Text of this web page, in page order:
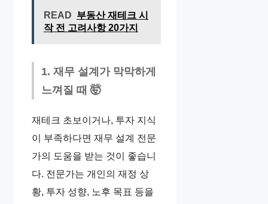
READ 부동산 재테크 시
작 전 고려사항 20가지
1. 재무 설계가 막막하게
느껴질 때 🤯
재테크 초보이거나, 투자 지식
이 부족하다면 재무 설계 전문
가의 도움을 받는 것이 좋습니
다. 전문가는 개인의 재정 상
황, 투자 성향, 노후 목표 등을